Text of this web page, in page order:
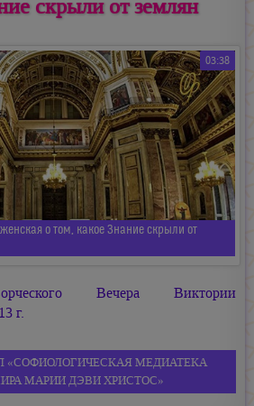
скрыли от землян
03:38
о том, какое Знание скрыли от
Вечера Виктории
г.
«СОФИОЛОГИЧЕСКАЯ МЕДИАТЕКА
МАРИИ ДЭВИ ХРИСТОС»